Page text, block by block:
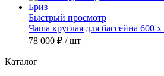
Быстрый просмотр
Чаша круглая для бассейна 600
78 000 ₽ / шт
Каталог